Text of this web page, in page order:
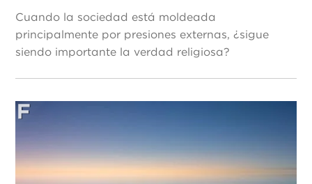
Cuando la sociedad está moldeada
principalmente por presiones externas, ¿sigue
siendo importante la verdad religiosa?